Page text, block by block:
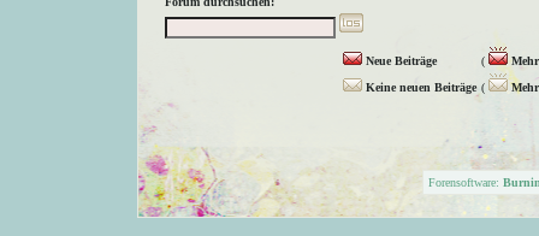
Neue Beiträge (
Keine neuen Beiträge (
Forensoftware: